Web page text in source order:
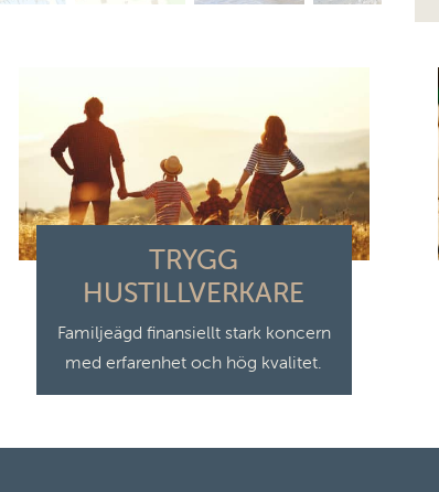
TRYGG
HUSTILLVERKARE
Familjeägd finansiellt stark koncern
med erfarenhet och hög kvalitet.